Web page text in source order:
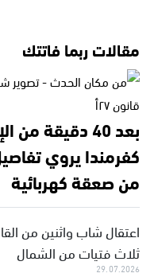
مقالات ربما فاتتك
بعد 40 دقيقة
كفرمندا يروي
من صعقة كهربائية
اعتقال شاب واثنين من
ثلاث فتيات من الشمال
29.07.2026